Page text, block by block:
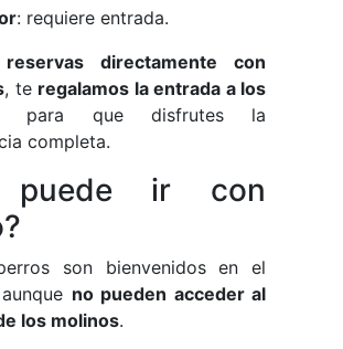
: requiere entrada.
directamente con
, te regalamos la entrada a los
para que disfrutes la
completa.
puede ir con
son bienvenidos en el
no pueden acceder al
los molinos.